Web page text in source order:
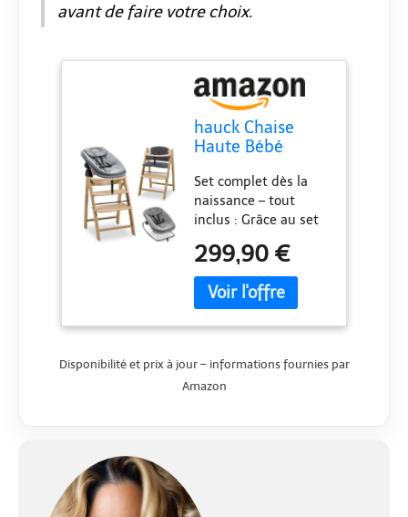
avant de faire votre choix.
hauck Chaise
Haute Bébé
Arketa Newborn
Set Highchair
Bouncer – dès la
Naissance avec
Transat Bebe et
Coussin –
Réglable,
Set complet dès la
naissance – tout
inclus : Grâce au set
hauck Arketa, votre
bébé partage les
repas dès le premier
bébé, coussin,
sécurité Design
naturel, élégant et
ergonomique. Elle
299,90 €
Disponibilité et prix à jour – informations fournies par
Amazon